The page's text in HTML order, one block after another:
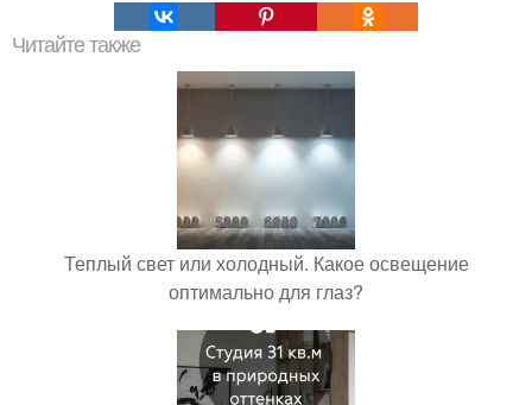
Читайте также
Теплый свет или холодный. Какое освещение
оптимально для глаз?